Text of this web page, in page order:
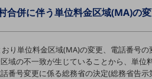
合併に伴う単位料金区域(MA)の
り単位料金区域(MA)の変更、電話番号
域の不一致が生じていることから、単
番号変更に係る総務省の決定(総務省告